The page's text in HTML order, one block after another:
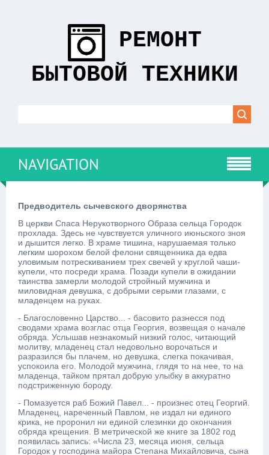
РЕМОНТ
БЫТОВОЙ ТЕХНИКИ
NAVIGATION
Предводитель сычевского дворянства
В церкви Спаса Нерукотворного Образа сельца Городок
прохлада. Здесь не чувствуется уличного июньского зноя
и дышится легко. В храме тишина, нарушаемая только
легким шорохом белой фелони священника да едва
уловимым потрескиванием трех свечей у круглой чаши-
купели, что посреди храма. Позади купели в ожидании
таинства замерли молодой стройный мужчина и
миловидная девушка, с добрыми серыми глазами, с
младенцем на руках.
- Благословенно Царство... - басовито разнесся под
сводами храма возглас отца Георгия, возвещая о начале
обряда. Услышав незнакомый низкий голос, читающий
молитву, младенец стал недовольно ворочаться и
разразился бы плачем, но девушка, слегка покачивая,
успокоила его. Молодой мужчина, глядя то на нее, то на
младенца, тайком прятал добрую улыбку в аккуратно
подстриженную бороду.
- Помазуется раб Божий Павел... - произнес отец Георгий.
Младенец, нареченный Павлом, не издал ни единого
крика, не проронил ни единой слезинки до окончания
обряда крещения. В метрической же книге за 1802 год
появилась запись: «Числа 23, месяца июня, сельца
Городок у господина майора Степана Михайловича, сына